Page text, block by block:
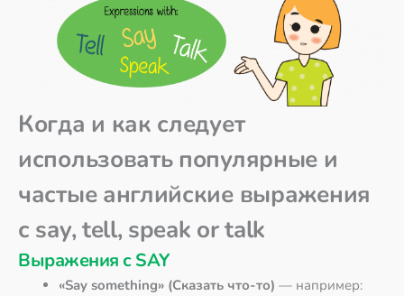
Когда и как следует
использовать популярные и
частые английские выражения
с say, tell, speak or talk
Выражения с SAY
«Say something» (Сказать что-то) — например: